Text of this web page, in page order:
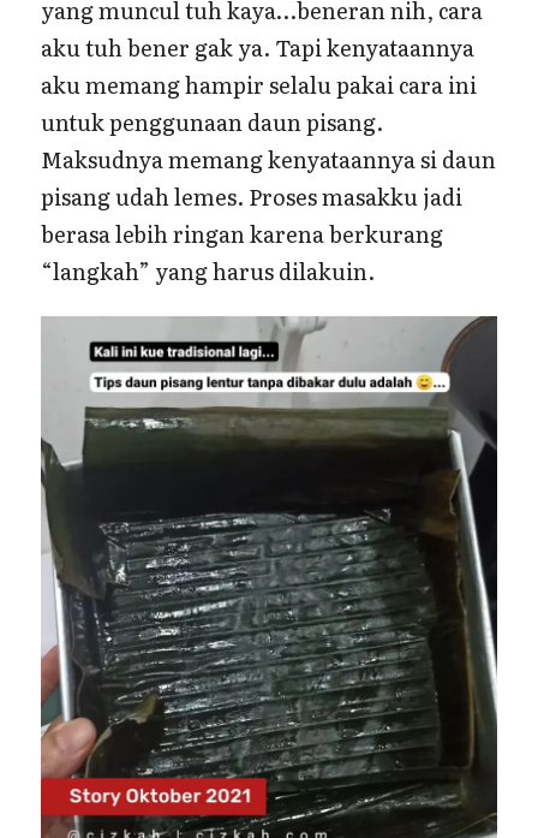
yang muncul tuh kaya…beneran nih, cara
aku tuh bener gak ya. Tapi kenyataannya
aku memang hampir selalu pakai cara ini
untuk penggunaan daun pisang.
Maksudnya memang kenyataannya si daun
pisang udah lemes. Proses masakku jadi
berasa lebih ringan karena berkurang
“langkah” yang harus dilakuin.